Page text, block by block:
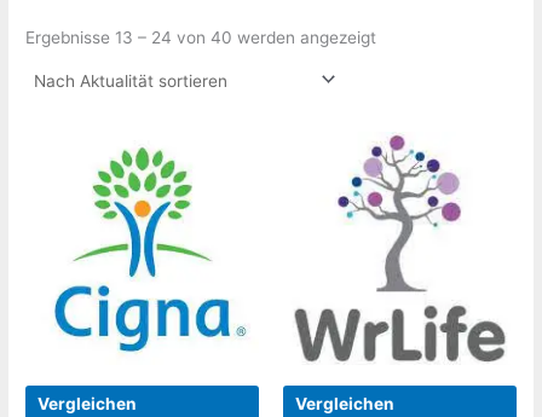
Ergebnisse 13 – 24 von 40 werden angezeigt
Vergleichen Vergleichen